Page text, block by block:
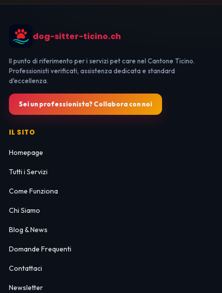
dog-sitter-ticino.ch
Il punto di riferimento per i servizi pet care nel Cantone Ticino.
Professionisti verificati, assistenza dedicata e standard
d'eccellenza.
Sei un professionista? Collabora con noi
IL SITO
Homepage
Tutti i Servizi
Come Funziona
Chi Siamo
Blog & News
Domande Frequenti
Contattaci
Newsletter